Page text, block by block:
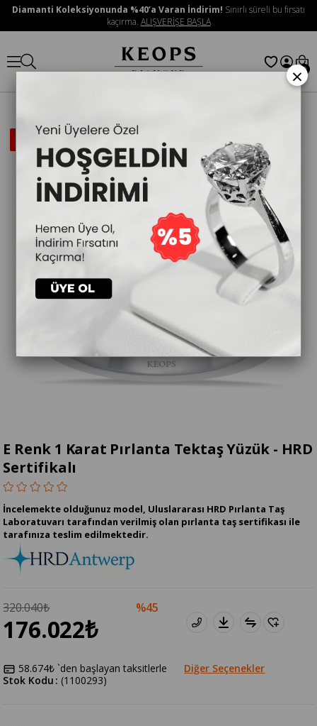
Diamanti Koleksiyonunda %40’a Varan İndirim! Sınırlı süreli bu fırsatı
kaçırma. ALIŞVERİŞE BAŞLA
0
İNDIRIMLI
E Renk 1 Karat Pırlanta Tektaş Yüzük - HRD
Sertifikalı
İncelemekte olduğunuz model, Uluslararası HRD Pırlanta Taş
Laboratuvarı tarafından verilmiş olan pırlanta taş sertifikası ile
tarafınıza teslim edilmektedir.
320.040₺
176.022₺
45
58.674₺ `den başlayan taksitlerle
Diğer Seçenekler
(1100293)
Stok Kodu
×